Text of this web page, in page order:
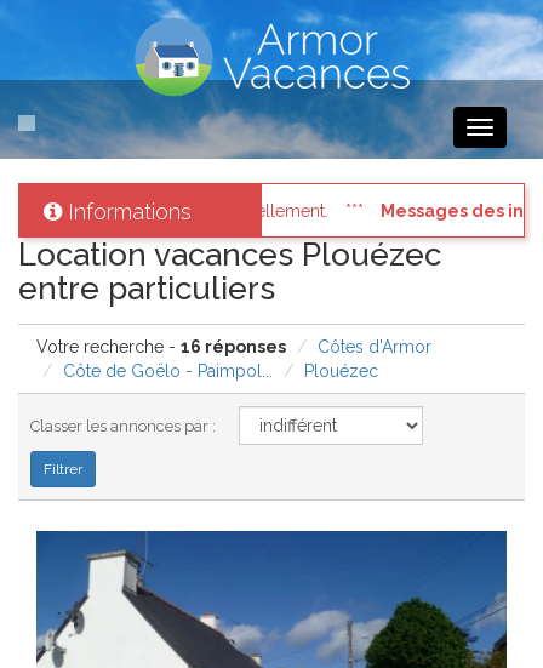
Toggle
Informations
des internautes pressés : Connectez vous à votre compte et
Location vacances Plouézec
entre particuliers
Votre recherche - 16 réponses
Côtes d'Armor
Côte de Goëlo - Paimpol...
Plouézec
Classer les annonces par :